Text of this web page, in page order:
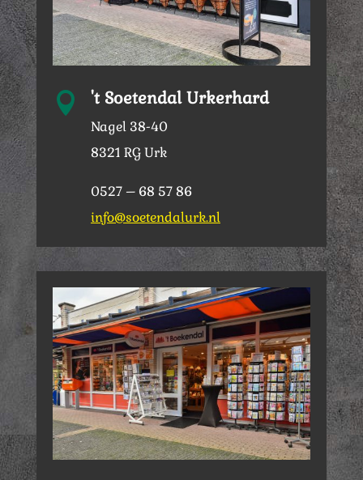
 't Soetendal Urkerhard
Nagel 38-40
8321 RG Urk
0527 – 68 57 86
info@soetendalurk.nl